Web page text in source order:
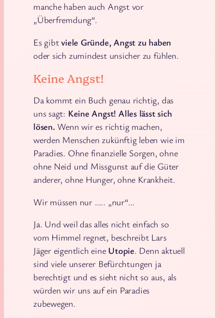
manche haben auch Angst vor
„Überfremdung“.
Es gibtviele Gründe, Angst zu haben
oder sich zumindest unsicher zu fühlen.
Keine Angst!
Da kommt ein Buch genau richtig, das
uns sagt: Keine Angst! Alles lässt sich
lösen. Wenn wir es richtig machen,
werden Menschen zukünftig leben wie im
Paradies. Ohne finanzielle Sorgen, ohne
ohne Neid und Missgunst auf die Güter
anderer, ohne Hunger, ohne Krankheit.
Wir müssen nur ….. „nur“…
Ja. Und weil das alles nicht einfach so
vom Himmel regnet, beschreibt Lars
Jäger eigentlich eine Utopie. Denn aktuell
sind viele unserer Befürchtungen ja
berechtigt und es sieht nicht so aus, als
würden wir uns auf ein Paradies
zubewegen.